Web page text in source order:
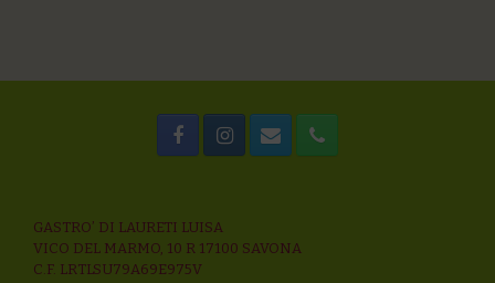
GASTRO’ DI LAURETI LUISA
VICO DEL MARMO, 10 R 17100 SAVONA
C.F. LRTLSU79A69E975V